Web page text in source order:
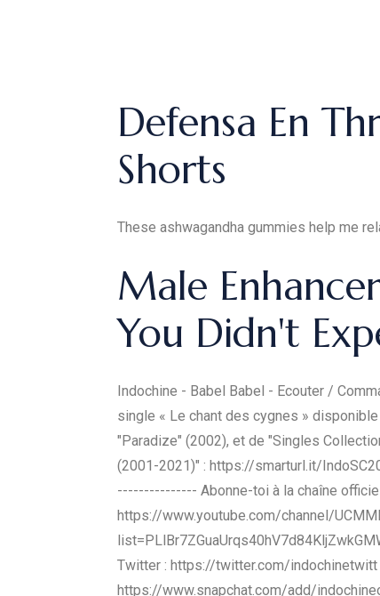
Defensa En
Shorts
These ashwagandha gummies help me
Male
You Didn't
Indochine - Babel Babel - Ecouter /
single « Le chant des cygnes »
"Paradize" (2002), et de "Singles
(2001-2021)" : https://smarturl.it/
--------------- Abonne-toi à la chaîne
https://www.youtube.com/channel/
Twitter : https://twitter.com/
https://www.snapchat.com/add/